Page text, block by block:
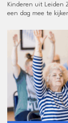
Kinderen uit Leiden
een dag mee te